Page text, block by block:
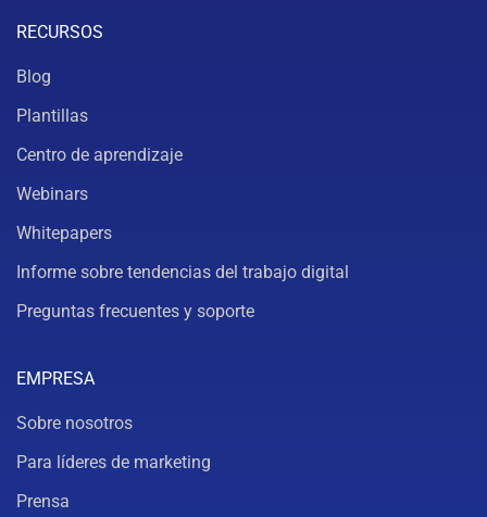
RECURSOS
Blog
Plantillas
Centro de aprendizaje
Webinars
Whitepapers
Informe sobre tendencias del trabajo digital
Preguntas frecuentes y soporte
EMPRESA
Sobre nosotros
Para líderes de marketing
Prensa